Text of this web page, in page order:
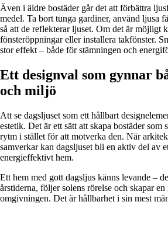
Även i äldre bostäder går det att förbättra
medel. Ta bort tunga gardiner, använd ljusa
så att de reflekterar ljuset. Om det är möjligt
fönsteröppningar eller installera takfönster.
stor effekt – både för stämningen och
Ett designval som gynnar
och miljö
Att se dagsljuset som ett hållbart
estetik. Det är ett sätt att skapa bostäder som
rytm i stället för att motverka den. När
samverkar kan dagsljuset bli en aktiv del av
energieffektivt hem.
Ett hem med gott dagsljus känns levande –
årstiderna, följer solens rörelse och skapar
omgivningen. Det är hållbarhet i sin mest